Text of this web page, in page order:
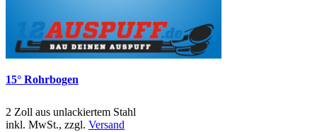
15° Rohrbogen
2 Zoll aus unlackiertem Stahl
inkl. MwSt., zzgl. Versand